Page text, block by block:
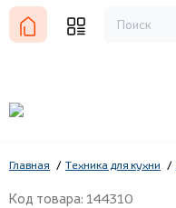
Главная Техника для кухни
Код товара: 144310